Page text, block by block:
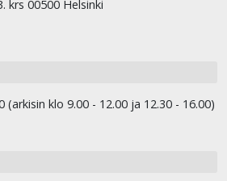
krs 00500 Helsinki
(arkisin klo 9.00 - 12.00 ja 12.30 - 16.00)